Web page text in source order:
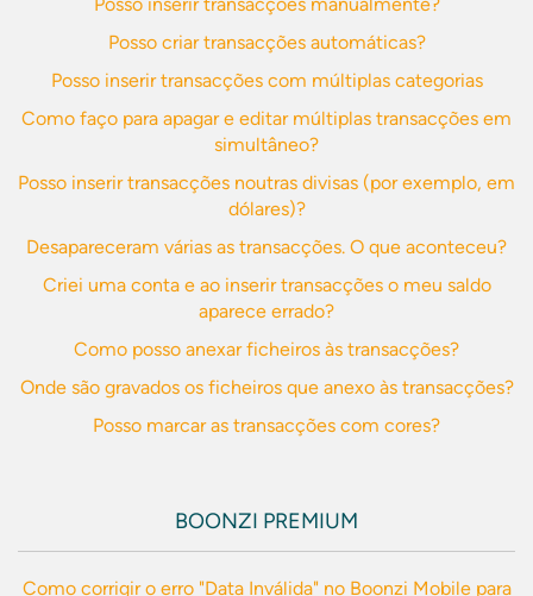
Posso inserir transacções manualmente?
Posso criar transacções automáticas?
Posso inserir transacções com múltiplas categorias
Como faço para apagar e editar múltiplas transacções em
simultâneo?
Posso inserir transacções noutras divisas (por exemplo, em
dólares)?
Desapareceram várias as transacções. O que aconteceu?
Criei uma conta e ao inserir transacções o meu saldo
aparece errado?
Como posso anexar ficheiros às transacções?
Onde são gravados os ficheiros que anexo às transacções?
Posso marcar as transacções com cores?
BOONZI PREMIUM
Como corrigir o erro "Data Inválida" no Boonzi Mobile para